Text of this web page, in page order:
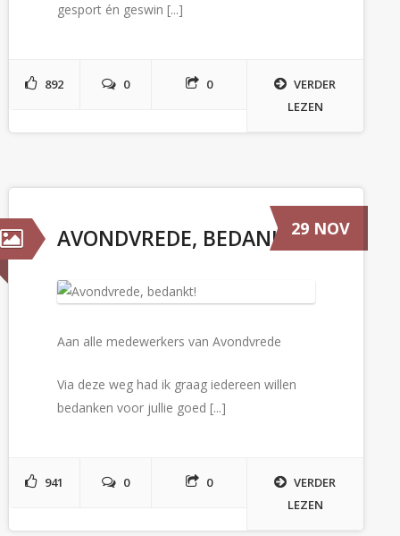
gesport én geswin [...]
892 0 0
VERDER
LEZEN
AVONDVREDE, BEDANKT!29 NOV
Aan alle medewerkers van Avondvrede
Via deze weg had ik graag iedereen willen
bedanken voor jullie goed [...]
941 0 0
VERDER
LEZEN